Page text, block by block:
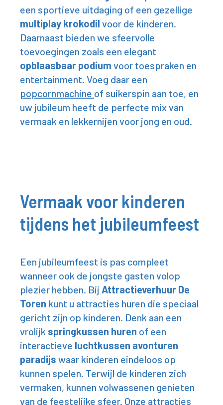
een sportieve uitdaging of een gezellige
multiplay krokodil voor de kinderen.
Daarnaast bieden we sfeervolle
toevoegingen zoals een elegant
opblaasbaar podium voor toespraken en
entertainment. Voeg daar een
popcornmachine of suikerspin aan toe, en
uw jubileum heeft de perfecte mix van
vermaak en lekkernijen voor jong en oud.
Vermaak voor kinderen
tijdens het jubileumfeest
Een jubileumfeest is pas compleet
wanneer ook de jongste gasten volop
plezier hebben. Bij Attractieverhuur De
Toren kunt u attracties huren die speciaal
gericht zijn op kinderen. Denk aan een
vrolijk springkussen huren of een
interactieve luchtkussen avonturen
paradijs waar kinderen eindeloos op
kunnen spelen. Terwijl de kinderen zich
vermaken, kunnen volwassenen genieten
van de feestelijke sfeer. Onze attracties